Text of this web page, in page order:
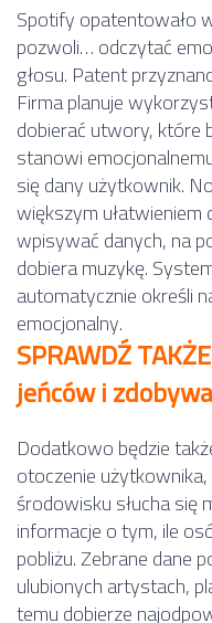
Spotify opatentowało
pozwoli… odczytać
głosu. Patent
Firma planuje
dobierać utwory, które
stanowi
się dany użytkownik.
większym ułatwieniem
wpisywać danych, na
dobiera muzykę.
automatycznie określi
emocjonalny.
SPRAWDŹ
jeńców i
Dodatkowo będzie
otoczenie
środowisku słucha się
informacje o tym, ile
pobliżu. Zebrane dane
ulubionych artystach,
temu dobierze